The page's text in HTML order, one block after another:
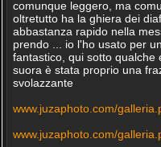
comunque leggero, ma
oltretutto ha la ghiera dei
abbastanza rapido nella
prendo ... io l'ho usato per
fantastico, qui sotto qualche
suora è stata proprio una
svolazzante
www.juzaphoto.com/
www.juzaphoto.com/